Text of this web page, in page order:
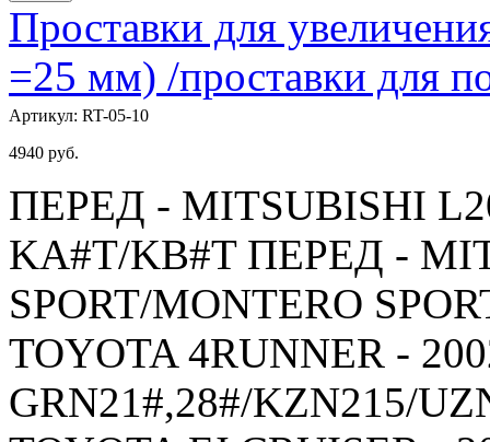
Проставки для
=25 мм) /проставки для
Артикул: RT-05-10
4940 руб.
ПЕРЕД - MITSUBISHI
KA#T/KB#T ПЕРЕД -
SPORT/MONTERO
TOYOTA 4RUNNER -
GRN21#,28#/KZN215/